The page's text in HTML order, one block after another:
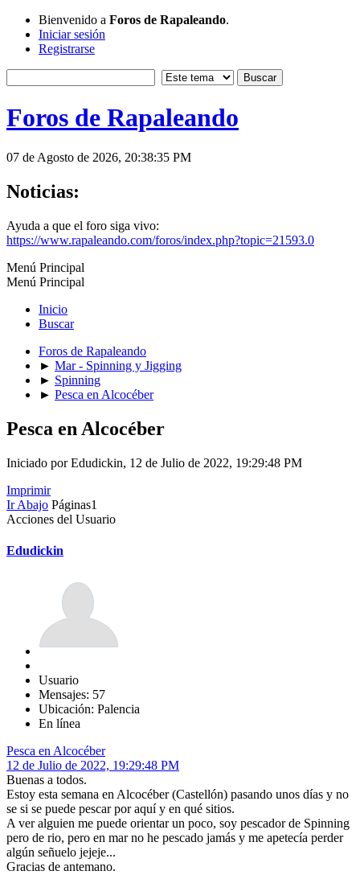
Bienvenido a Foros de Rapaleando.
Iniciar sesión
Registrarse
Foros de Rapaleando
07 de Agosto de 2026, 20:38:35 PM
Noticias:
Ayuda a que el foro siga vivo:
https://www.rapaleando.com/foros/index.php?topic=21593.0
Menú Principal
Menú Principal
Inicio
Buscar
Foros de Rapaleando
► Mar - Spinning y Jigging
► Spinning
► Pesca en Alcocéber
Pesca en Alcocéber
Iniciado por Edudickin, 12 de Julio de 2022, 19:29:48 PM
Imprimir
Ir Abajo Páginas1
Acciones del Usuario
Edudickin
Usuario
Mensajes: 57
Ubicación: Palencia
En línea
Pesca en Alcocéber
12 de Julio de 2022, 19:29:48 PM
Buenas a todos.
Estoy esta semana en Alcocéber (Castellón) pasando unos días y no
se si se puede pescar por aquí y en qué sitios.
A ver alguien me puede orientar un poco, soy pescador de Spinning
pero de rio, pero en mar no he pescado jamás y me apetecía perder
algún señuelo jejeje...
Gracias de antemano.